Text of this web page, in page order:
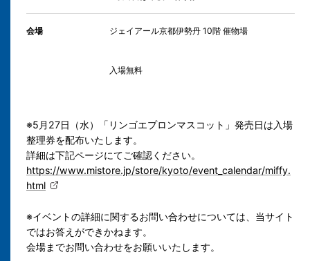
会場 ジェイアール京都伊勢丹 10階 催物場
入場無料
※5月27日（水）「リンゴエプロンマスコット」発売日は入場
整理券を配布いたします。
詳細は下記ページにてご確認ください。
https://www.mistore.jp/store/kyoto/event_calendar/miffy.
html
※イベントの詳細に関するお問い合わせについては、当サイト
ではお答えができかねます。
会場までお問い合わせをお願いいたします。